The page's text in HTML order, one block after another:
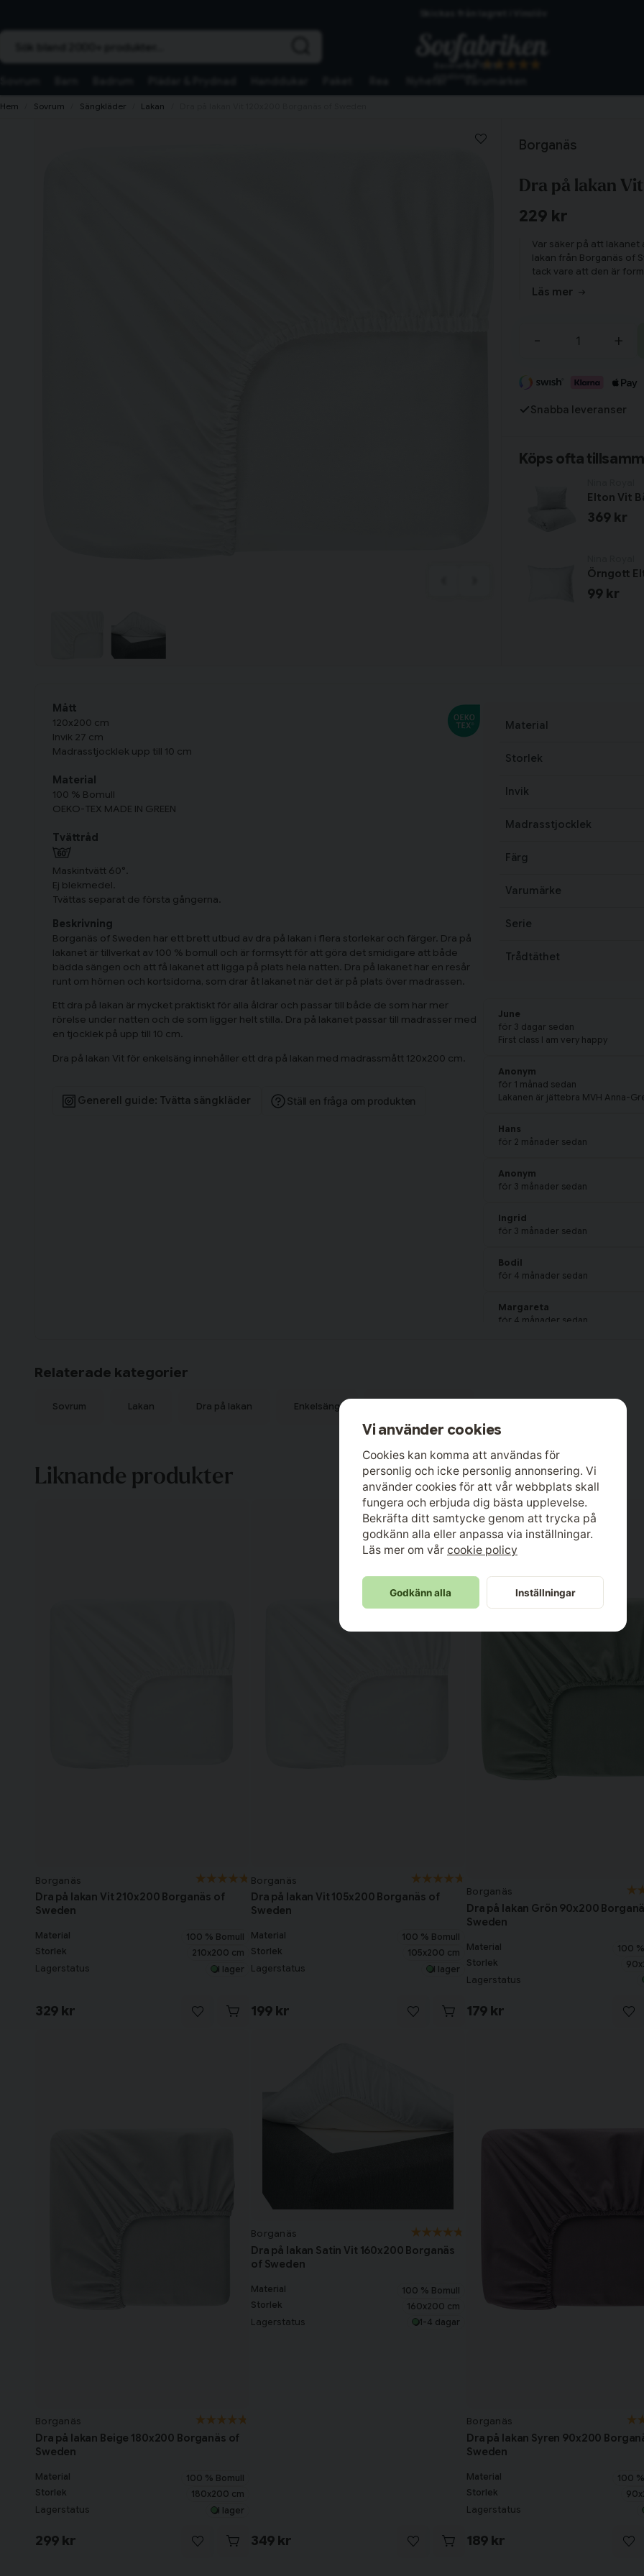
Snabba leveranser
Hem Sovrum Sängkläder Lakan
Borganäs
Dra på lakan
229 kr
Var säker på att
lakan från Borganäs of
tack vare att den är
stilrena färg kan man
bäddset. Klicka hem
Läs mer
- +
Snabba leveranser
Köps ofta
Elton Vit
369 kr
Örngott
99 kr
Mått
120x200 cm
Invik 27 cm
Madrasstjocklek upp till 10 cm
Material
100 % Bomull
OEKO-TEX MADE IN GREEN
Tvättråd
Maskintvätt 60°.
Ej blekmedel.
Tvättas separat de första gångerna.
Beskrivning
Borganäs of Sweden har ett brett utbud av dra på lakan i flera storlekar och färger. Dra på
lakanet är tillverkat av 100 % bomull och är formsytt för att göra det smidigare att både
bädda sängen och att få lakanet att ligga på plats hela natten. Dra på lakanet har en resår
runt om hörnen och kortsidorna, som drar åt lakanet när det är på plats över madrassen.
Ett dra på lakan är mycket praktiskt för alla åldrar och passar till både de som har mer
rörelse under natten och de som ligger helt stilla. Dra på lakanet passar till madrasser med
en tjocklek på upp till 10 cm.
Dra på lakan Vit för enkelsäng innehåller ett dra på lakan med madrassmått 120x200 cm.
Generell guide: Tvätta sängkläder Ställ en fråga om produkten
Material
Storlek
Invik
Madrasstjocklek
Färg
Varumärke
Serie
Trådtäthet
June
för 3 dagar sedan
First class I am very happy
Anonym
för 1 månad sedan
Lakanen är jättebra MVH Anna-
Hans
för 2 månader sedan
Anonym
för 3 månader sedan
Ingrid
för 3 månader sedan
Bodil
för 4 månader sedan
Margareta
för 4 månader sedan
Maud Gertrud
för 6 månader sedan
Beställtt dra på lakan 120x200,
det ska ligga tight runt
kund
Relaterade kategorier
Sovrum Lakan Dra på lakan Enkelsäng
Liknande produkter
Borganäs
Dra på lakan Vit 210x200 Borganäs of
Sweden
Material
100 % Bomull
Storlek
210x200 cm
Lagerstatus I lager
329 kr
Borganäs
Dra på lakan Vit 105x200 Borganäs of
Sweden
Material
100 % Bomull
Storlek
105x200 cm
Lagerstatus I lager
199 kr
Borganäs
Dra på lakan Grön 90x200
Sweden
Material
100
Storlek
Lagerstatus
179 kr
Borganäs
Dra på lakan Beige 180x200 Borganäs of
Sweden
Material
100 % Bomull
Storlek
180x200 cm
Lagerstatus I lager
299 kr
Borganäs
Dra på lakan Satin Vit 160x200 Borganäs
of Sweden
Material
100 % Bomull
Storlek
160x200 cm
Lagerstatus 1-4 dagar
349 kr
Borganäs
Dra på lakan Syren 90x200
Sweden
Material
100
Storlek
Lagerstatus
189 kr
Har du alla tillbehör?
Fortsätt handla
Vi använder cookies
Cookies kan komma att användas för
personlig och icke personlig annonsering. Vi
använder cookies för att vår webbplats skall
fungera och erbjuda dig bästa upplevelse.
Bekräfta ditt samtycke genom att trycka på
godkänn alla eller anpassa via inställningar.
Läs mer om vår cookie policy
Godkänn alla Inställningar